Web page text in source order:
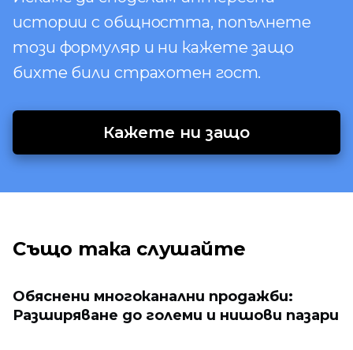
истории с общността, попълнете
този формуляр и ни кажете защо
бихте били страхотен гост.
Кажете ни защо
Също така слушайте
Обяснени многоканални продажби:
Разширяване до големи и нишови пазари